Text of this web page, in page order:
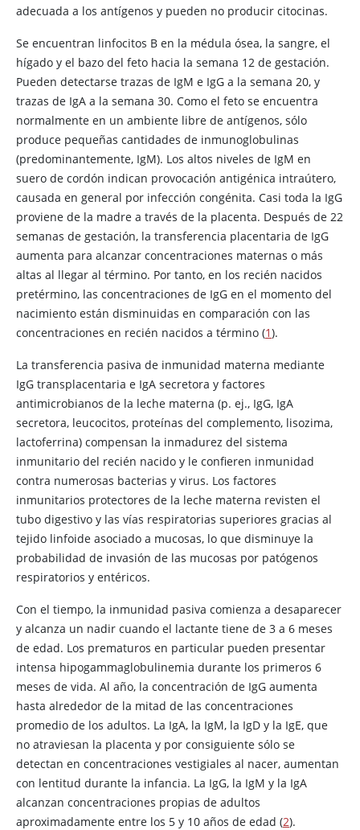
adecuada a los antígenos y pueden no producir citocinas.
Se encuentran linfocitos B en la médula ósea, la sangre, el
hígado y el bazo del feto hacia la semana 12 de gestación.
Pueden detectarse trazas de IgM e IgG a la semana 20, y
trazas de IgA a la semana 30. Como el feto se encuentra
normalmente en un ambiente libre de antígenos, sólo
produce pequeñas cantidades de inmunoglobulinas
(predominantemente, IgM). Los altos niveles de IgM en
suero de cordón indican provocación antigénica intraútero,
causada en general por infección congénita. Casi toda la IgG
proviene de la madre a través de la placenta. Después de 22
semanas de gestación, la transferencia placentaria de IgG
aumenta para alcanzar concentraciones maternas o más
altas al llegar al término. Por tanto, en los recién nacidos
pretérmino, las concentraciones de IgG en el momento del
nacimiento están disminuidas en comparación con las
concentraciones en recién nacidos a término (1).
La transferencia pasiva de inmunidad materna mediante
IgG transplacentaria e IgA secretora y factores
antimicrobianos de la leche materna (p. ej., IgG, IgA
secretora, leucocitos, proteínas del complemento, lisozima,
lactoferrina) compensan la inmadurez del sistema
inmunitario del recién nacido y le confieren inmunidad
contra numerosas bacterias y virus. Los factores
inmunitarios protectores de la leche materna revisten el
tubo digestivo y las vías respiratorias superiores gracias al
tejido linfoide asociado a mucosas, lo que disminuye la
probabilidad de invasión de las mucosas por patógenos
respiratorios y entéricos.
Con el tiempo, la inmunidad pasiva comienza a desaparecer
y alcanza un nadir cuando el lactante tiene de 3 a 6 meses
de edad. Los prematuros en particular pueden presentar
intensa hipogammaglobulinemia durante los primeros 6
meses de vida. Al año, la concentración de IgG aumenta
hasta alrededor de la mitad de las concentraciones
promedio de los adultos. La IgA, la IgM, la IgD y la IgE, que
no atraviesan la placenta y por consiguiente sólo se
detectan en concentraciones vestigiales al nacer, aumentan
con lentitud durante la infancia. La IgG, la IgM y la IgA
alcanzan concentraciones propias de adultos
aproximadamente entre los 5 y 10 años de edad (2).